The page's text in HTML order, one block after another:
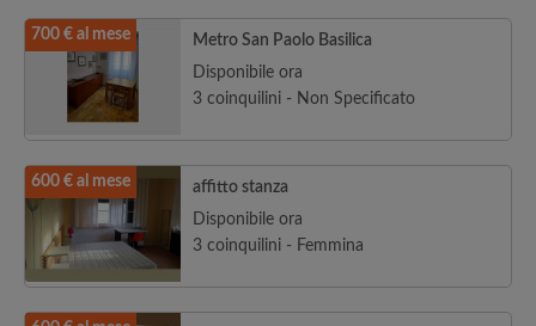
700 € al mese
Metro San Paolo Basilica
Disponibile ora
3 coinquilini - Non Specificato
600 € al mese
affitto stanza
Disponibile ora
3 coinquilini - Femmina